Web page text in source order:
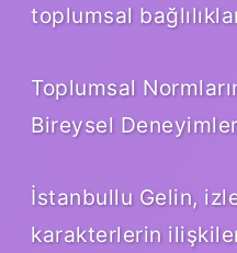
toplumsal
Toplumsal
Bireysel Deneyimler
İstanbullu Gelin,
karakterlerin